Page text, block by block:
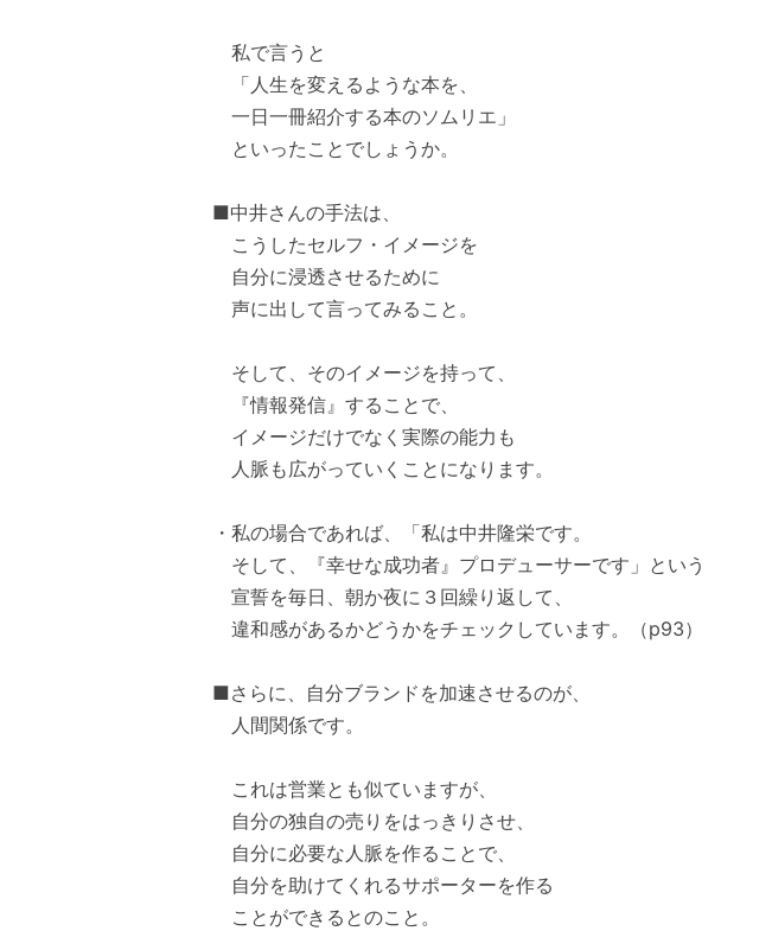
私で言うと
「人生を変えるような本を、
一日一冊紹介する本のソムリエ」
といったことでしょうか。
■中井さんの手法は、
こうしたセルフ・イメージを
自分に浸透させるために
声に出して言ってみること。
そして、そのイメージを持って、
『情報発信』することで、
イメージだけでなく実際の能力も
人脈も広がっていくことになります。
・私の場合であれば、「私は中井隆栄です。
そして、『幸せな成功者』プロデューサーです」という
宣誓を毎日、朝か夜に３回繰り返して、
違和感があるかどうかをチェックしています。（p93）
■さらに、自分ブランドを加速させるのが、
人間関係です。
これは営業とも似ていますが、
自分の独自の売りをはっきりさせ、
自分に必要な人脈を作ることで、
自分を助けてくれるサポーターを作る
ことができるとのこと。